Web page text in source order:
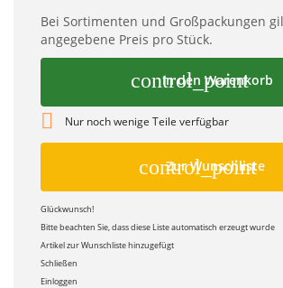
Bei Sortimenten und Großpackungen
angegebene Preis pro Stück.
control_point
In den Warenkorb
 Nur noch wenige Teile verfügbar
control_point
Zur Wunschliste
Glückwunsch!
Bitte beachten Sie, dass diese Liste automatisch erzeugt wurde
Artikel zur Wunschliste hinzugefügt
Schließen
Einloggen